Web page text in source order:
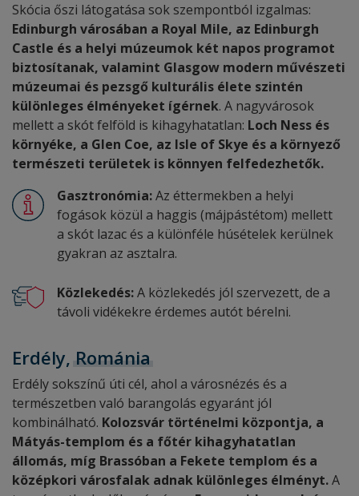
Skócia őszi látogatása sok szempontból izgalmas:
Edinburgh városában a Royal Mile, az Edinburgh
Castle és a helyi múzeumok két napos programot
biztosítanak, valamint Glasgow modern művészeti
múzeumai és pezsgő kulturális élete szintén
különleges élményeket ígérnek. A nagyvárosok
mellett a skót felföld is kihagyhatatlan: Loch Ness és
környéke, a Glen Coe, az Isle of Skye és a környező
természeti területek is könnyen felfedezhetők.
Gasztronómia:Az éttermekben a helyi
fogások közül a haggis (májpástétom) mellett
a skót lazac és a különféle húsételek kerülnek
gyakran az asztalra.
Közlekedés:A közlekedés jól szervezett, de a
távoli vidékekre érdemes autót bérelni.
Erdély, Románia
Erdély sokszínű úti cél, ahol a városnézés és a
természetben való barangolás egyaránt jól
kombinálható. Kolozsvár történelmi központja, a
Mátyás-templom és a főtér kihagyhatatlan
állomás, míg Brassóban a Fekete templom és a
középkori városfalak adnak különleges élményt.A